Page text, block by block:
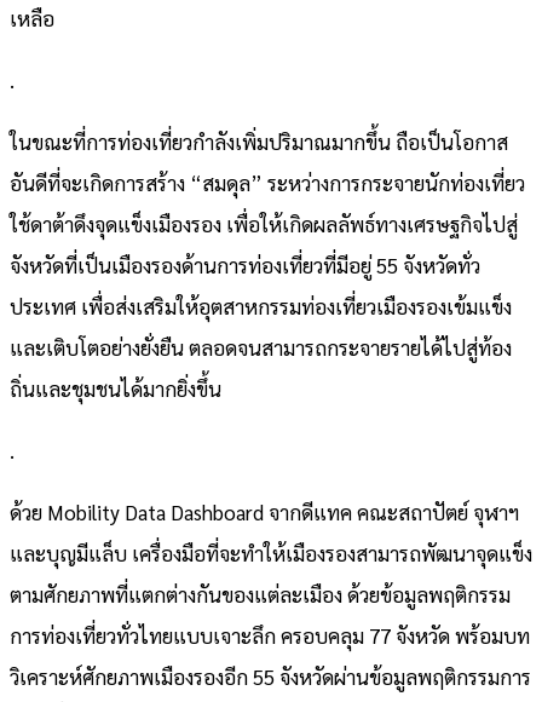
เหลือ
.
ในขณะที่การท่องเที่ยวกำลังเพิ่มปริมาณมากขึ้น ถือเป็นโอกาส
อันดีที่จะเกิดการสร้าง “สมดุล” ระหว่างการกระจายนักท่องเที่ยว
ใช้ดาต้าดึงจุดแข็งเมืองรอง เพื่อให้เกิดผลลัพธ์ทางเศรษฐกิจไปสู่
จังหวัดที่เป็นเมืองรองด้านการท่องเที่ยวที่มีอยู่ 55 จังหวัดทั่ว
ประเทศ เพื่อส่งเสริมให้อุตสาหกรรมท่องเที่ยวเมืองรองเข้มแข็ง
และเติบโตอย่างยั่งยืน ตลอดจนสามารถกระจายรายได้ไปสู่ท้อง
ถิ่นและชุมชนได้มากยิ่งขึ้น
.
ด้วย Mobility Data Dashboard จากดีแทค คณะสถาปัตย์ จุฬาฯ
และบุญมีแล็บ เครื่องมือที่จะทำให้เมืองรองสามารถพัฒนาจุดแข็ง
ตามศักยภาพที่แตกต่างกันของแต่ละเมือง ด้วยข้อมูลพฤติกรรม
การท่องเที่ยวทั่วไทยแบบเจาะลึก ครอบคลุม 77 จังหวัด พร้อมบท
วิเคราะห์ศักยภาพเมืองรองอีก 55 จังหวัดผ่านข้อมูลพฤติกรรมการ